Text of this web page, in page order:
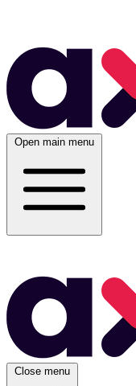
Open main menu
Close menu